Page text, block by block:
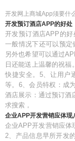
开发网上商城App须要什
开发预订酒店APP的好处
开发预订酒店APP的
一般情况下还可以预定
另外也希望可以通过
日还能送上温馨的祝
快捷安全。5、让用户
等。6、会员特权：成
酒店展示：通过预订酒
求搜索，
企业APP开发营销应体现
企业APP开发营销应体
2、产品信息早所开发